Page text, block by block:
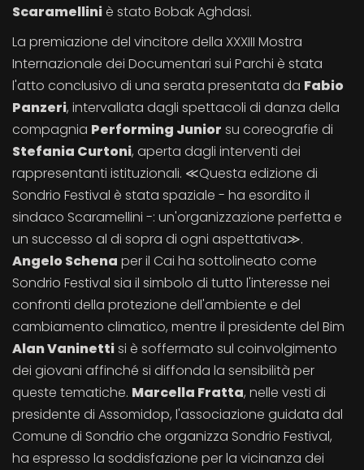
Scaramelliniè stato Bobak Aghdasi.
La premiazione del vincitore della XXXIII Mostra
Internazionale dei Documentari sui Parchi è stata
l'atto conclusivo di una serata presentata da Fabio
Panzeri, intervallata dagli spettacoli di danza della
compagnia Performing Junior su coreografie di
Stefania Curtoni, aperta dagli interventi dei
rappresentanti istituzionali. ≪Questa edizione di
Sondrio Festival è stata spaziale - ha esordito il
sindaco Scaramellini -: un'organizzazione perfetta e
un successo al di sopra di ogni aspettativa≫.
Angelo Schena per il Cai ha sottolineato come
Sondrio Festival sia il simbolo di tutto l'interesse nei
confronti della protezione dell'ambiente e del
cambiamento climatico, mentre il presidente del Bim
Alan Vaninettisi è soffermato sul coinvolgimento
dei giovani affinché si diffonda la sensibilità per
queste tematiche. Marcella Fratta, nelle vesti di
presidente di Assomidop, l'associazione guidata dal
Comune di Sondrio che organizza Sondrio Festival,
ha espresso la soddisfazione per la vicinanza dei